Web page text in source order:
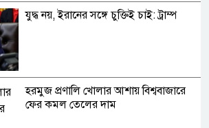
যুদ্ধ নয়, ইরানের সঙ্গে চুক্তিই চাই: ট্রাম্প
হরমুজ প্রণালি খোলার আশায় বিশ্ববাজারে
ফের কমল তেলের দাম